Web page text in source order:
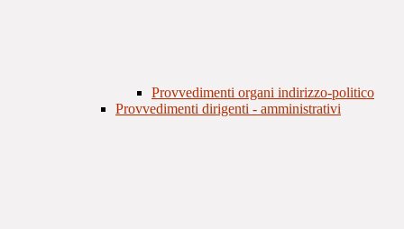
Provvedimenti organi indirizzo-politico
Provvedimenti dirigenti - amministrativi